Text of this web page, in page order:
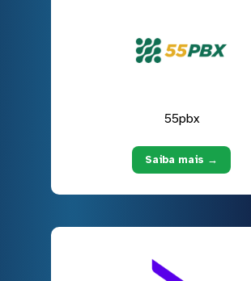
55pbx
Saiba mais →